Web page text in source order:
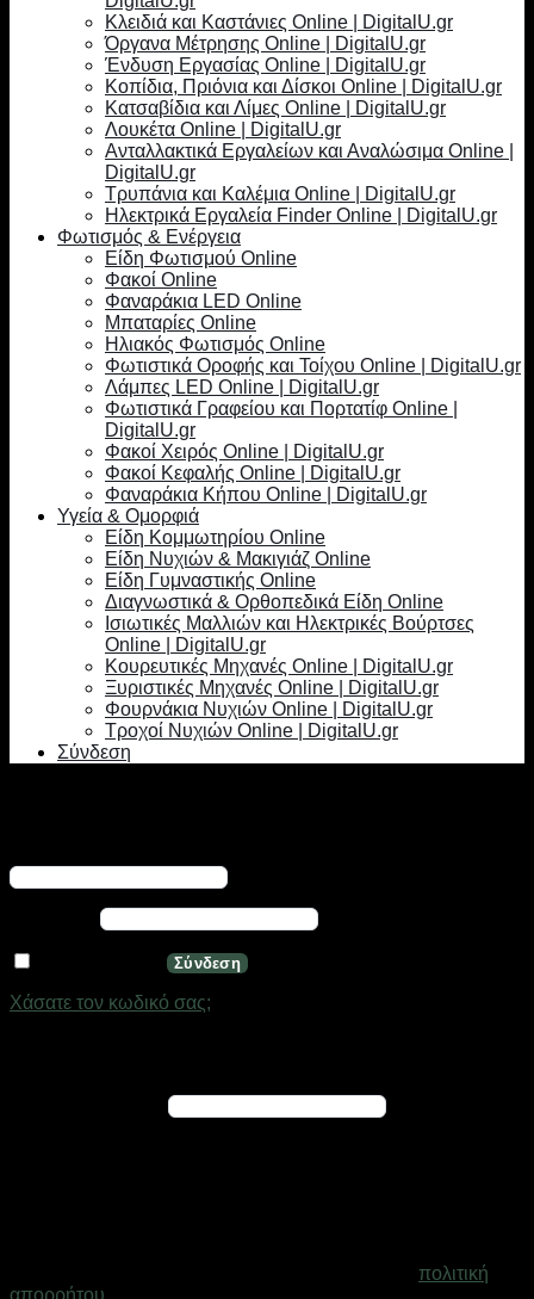
Κλειδιά και Καστάνιες Online | DigitalU.gr
Όργανα Μέτρησης Online | DigitalU.gr
Ένδυση Εργασίας Online | DigitalU.gr
Κοπίδια, Πριόνια και Δίσκοι Online | DigitalU.gr
Κατσαβίδια και Λίμες Online | DigitalU.gr
Λουκέτα Online | DigitalU.gr
Ανταλλακτικά Εργαλείων και Αναλώσιμα Online |
DigitalU.gr
Τρυπάνια και Καλέμια Online | DigitalU.gr
Ηλεκτρικά Εργαλεία Finder Online | DigitalU.gr
Φωτισμός & Ενέργεια
Είδη Φωτισμού Online
Φακοί Online
Φαναράκια LED Online
Μπαταρίες Online
Ηλιακός Φωτισμός Online
Φωτιστικά Οροφής και Τοίχου Online | DigitalU.gr
Λάμπες LED Online | DigitalU.gr
Φωτιστικά Γραφείου και Πορτατίφ Online |
DigitalU.gr
Φακοί Χειρός Online | DigitalU.gr
Φακοί Κεφαλής Online | DigitalU.gr
Φαναράκια Κήπου Online | DigitalU.gr
Υγεία & Ομορφιά
Είδη Κομμωτηρίου Online
Είδη Νυχιών & Μακιγιάζ Online
Είδη Γυμναστικής Online
Διαγνωστικά & Ορθοπεδικά Είδη Online
Ισιωτικές Μαλλιών και Ηλεκτρικές Βούρτσες
Online | DigitalU.gr
Κουρευτικές Μηχανές Online | DigitalU.gr
Ξυριστικές Μηχανές Online | DigitalU.gr
Φουρνάκια Νυχιών Online | DigitalU.gr
Τροχοί Νυχιών Online | DigitalU.gr
Σύνδεση
Απαιτείται
Σύνδεση
Χάσατε τον κωδικό σας;
Απαιτείται
πολιτική
απορρήτου